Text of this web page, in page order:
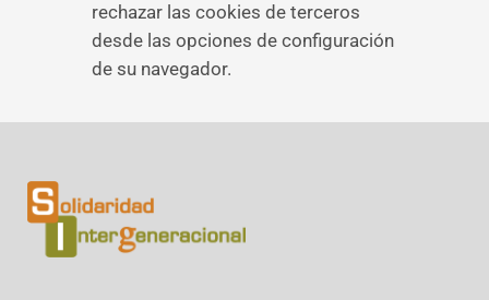
rechazar las cookies de terceros
desde las opciones de configuración
de su navegador.